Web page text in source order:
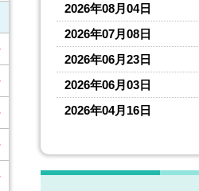
2026年08月04日
2026年07月08日
2026年06月23日
2026年06月03日
2026年04月16日